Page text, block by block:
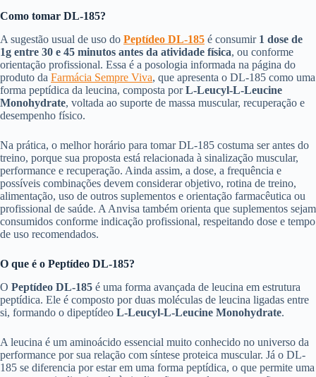
Como tomar DL-185?
A sugestão usual de uso do Peptídeo DL-185 é consumir 1 dose de
1g entre 30 e 45 minutos antes da atividade física, ou conforme
orientação profissional. Essa é a posologia informada na página do
produto da Farmácia Sempre Viva, que apresenta o DL-185 como uma
forma peptídica da leucina, composta porL-Leucyl-L-Leucine
Monohydrate, voltada ao suporte de massa muscular, recuperação e
desempenho físico.
Na prática, o melhor horário para tomar DL-185 costuma ser antes do
treino, porque sua proposta está relacionada à sinalização muscular,
performance e recuperação. Ainda assim, a dose, a frequência e
possíveis combinações devem considerar objetivo, rotina de treino,
alimentação, uso de outros suplementos e orientação farmacêutica ou
profissional de saúde. A Anvisa também orienta que suplementos sejam
consumidos conforme indicação profissional, respeitando dose e tempo
de uso recomendados.
O que é o Peptídeo DL-185?
O Peptídeo DL-185 é uma forma avançada de leucina em estrutura
peptídica. Ele é composto por duas moléculas de leucina ligadas entre
si, formando o dipeptídeo L-Leucyl-L-Leucine Monohydrate.
A leucina é um aminoácido essencial muito conhecido no universo da
performance por sua relação com síntese proteica muscular. Já o DL-
185 se diferencia por estar em uma forma peptídica, o que permite uma